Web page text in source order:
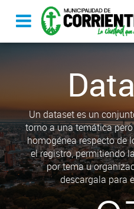
Un dataset es un
torno a una temática
homogénea respecto de
el registro, permitiendo
por tema u
descargala para